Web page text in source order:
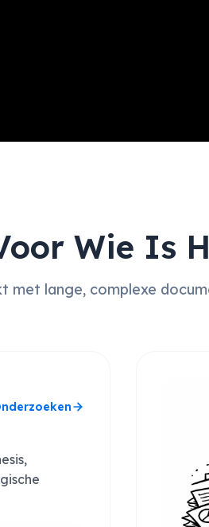
Wie Is
met lange, complexe